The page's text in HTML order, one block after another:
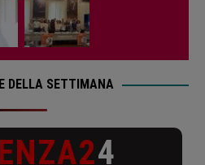
DELLA SETTIMANA
4